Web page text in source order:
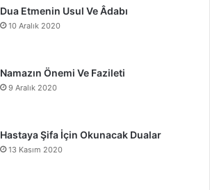
Dua Etmenin Usul Ve Âdabı
10 Aralık 2020
Namazın Önemi Ve Fazileti
9 Aralık 2020
Hastaya Şifa İçin Okunacak Dualar
13 Kasım 2020